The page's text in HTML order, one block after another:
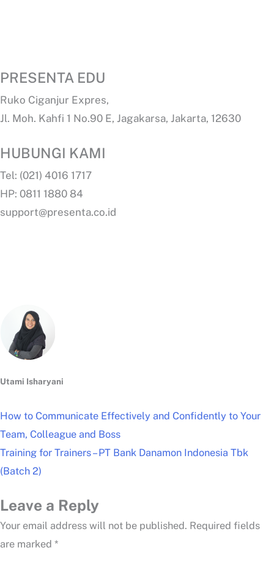
PRESENTA EDU
Ruko Ciganjur Expres,
Jl. Moh. Kahfi 1 No.90 E, Jagakarsa, Jakarta, 12630
HUBUNGI KAMI
Tel: (021) 4016 1717
HP: 0811 1880 84
support@presenta.co.id
Utami Isharyani
How to Communicate Effectively and Confidently to Your
Team, Colleague and Boss
Training for Trainers – PT Bank Danamon Indonesia Tbk
(Batch 2)
Leave a Reply
Your email address will not be published. Required fields
are marked *